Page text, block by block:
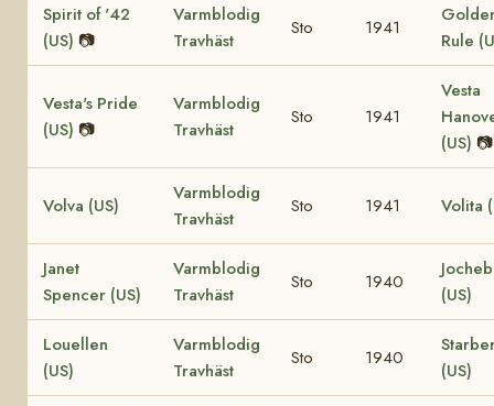
Spirit of '42
(US) 📷
Varmblodig
Travhäst
Sto 1941
Rule
Vesta's Pride
(US) 📷
Varmblodig
Travhäst
Sto 1941
Vesta
(US) 📷
Volva (US)
Varmblodig
Travhäst
Sto 1941 Volita
Janet
Spencer (US)
Varmblodig
Travhäst
Sto 1940
(US)
Louellen
(US)
Varmblodig
Travhäst
Sto 1940
(US)